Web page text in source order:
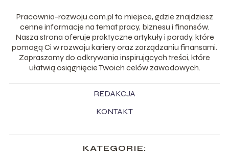
Pracownia-rozwoju.com.pl to miejsce, gdzie znajdziesz
cenne informacje na temat pracy, biznesu i finansów.
Nasza strona oferuje praktyczne artykuły i porady, które
pomogą Ci w rozwoju kariery oraz zarządzaniu finansami.
Zapraszamy do odkrywania inspirujących treści, które
ułatwią osiągnięcie Twoich celów zawodowych.
REDAKCJA
KONTAKT
KATEGORIE: